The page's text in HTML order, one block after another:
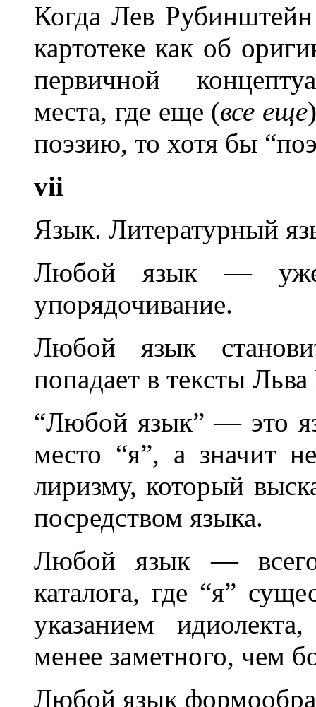
Когда Лев
картотеке как об
первичной
места, где еще (все еще
поэзию, то хотя бы
vii
Язык. Литературный
Любой язык —
упорядочивание.
Любой язык
попадает в тексты
“Любой язык” — это
место “я”, а значит
лиризму, который
посредством языка.
Любой язык —
каталога, где “я”
указанием
менее заметного, чем
Любой язык